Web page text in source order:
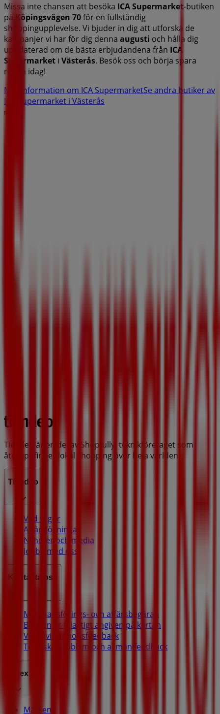
Missa inte chansen att besöka ICA Supermarket-butiken
på Köpingsvägen 70för en fullständig
shoppingupplevelse. Vi bjuder in dig att utforska de
kampanjer vi har för dig denna augusti och hålla dig
uppdaterad om de bästa erbjudandena från ICA
Supermarket i Västerås. Besök oss och börja spara
redan idag!
Mer information om ICA SupermarketSe andra butiker av
ICA Supermarket i Västerås
Reklam
Tiendeo är en del av Shopfully, teknikföretaget som
återuppfinner lokal shopping över hela världen.
Tiendeo
Vad vi gör
Affärslösningar
Nyheter och media
Jobba med oss
Kontakta oss
Marknadsförings- och affärsbegäran
Butiken är felaktigt angiven på kartan
Veckovis annonsfeedback
Tekniska problem och allmän feedback
Index
Märken